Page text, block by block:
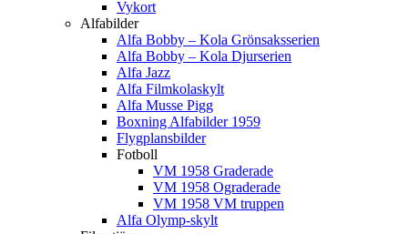
Vykort
Alfabilder
Alfa Bobby – Kola Grönsaksserien
Alfa Bobby – Kola Djurserien
Alfa Jazz
Alfa Filmkolaskylt
Alfa Musse Pigg
Boxning Alfabilder 1959
Flygplansbilder
Fotboll
VM 1958 Graderade
VM 1958 Ograderade
VM 1958 VM truppen
Alfa Olymp-skylt